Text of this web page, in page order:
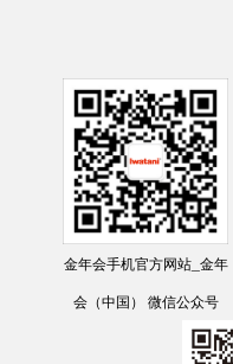
金年会手机官方网站_金年
会（中国） 微信公众号